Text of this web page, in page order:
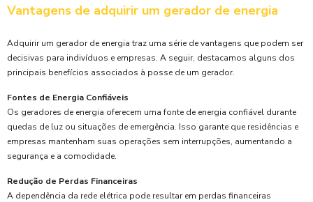
Vantagens de adquirir um gerador de energia
Adquirir um gerador de energia traz uma série de vantagens que podem ser
decisivas para indivíduos e empresas. A seguir, destacamos alguns dos
principais benefícios associados à posse de um gerador.
Fontes de Energia Confiáveis
Os geradores de energia oferecem uma fonte de energia confiável durante
quedas de luz ou situações de emergência. Isso garante que residências e
empresas mantenham suas operações sem interrupções, aumentando a
segurança e a comodidade.
Redução de Perdas Financeiras
A dependência da rede elétrica pode resultar em perdas financeiras